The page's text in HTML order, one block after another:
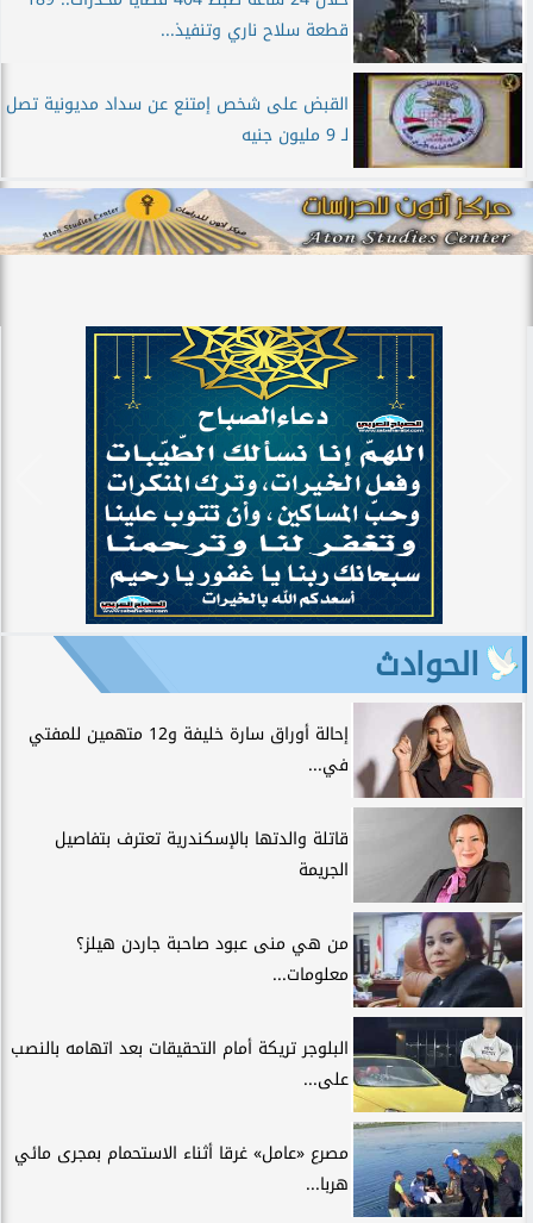
قطعة سلاح ناري وتنفيذ...
القبض على شخص إمتنع عن سداد مديونية تصل
لـ 9 مليون جنيه
الحوادث
إحالة أوراق سارة خليفة و12 متهمين للمفتي
في...
قاتلة والدتها بالإسكندرية تعترف بتفاصيل
الجريمة
من هي منى عبود صاحبة جاردن هيلز؟
معلومات...
البلوجر تريكة أمام التحقيقات بعد اتهامه بالنصب
على...
مصرع «عامل» غرقا أثناء الاستحمام بمجرى مائي
هربا...